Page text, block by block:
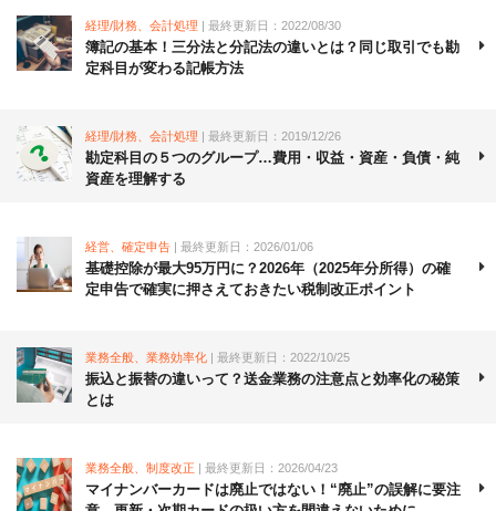
経理/財務、会計処理 | 最終更新日：2022/08/30
簿記の基本！三分法と分記法の違いとは？同じ取引でも勘
定科目が変わる記帳方法
経理/財務、会計処理 | 最終更新日：2019/12/26
勘定科目の５つのグループ…費用・収益・資産・負債・純
資産を理解する
経営、確定申告 | 最終更新日：2026/01/06
基礎控除が最大95万円に？2026年（2025年分所得）の確
定申告で確実に押さえておきたい税制改正ポイント
業務全般、業務効率化 | 最終更新日：2022/10/25
振込と振替の違いって？送金業務の注意点と効率化の秘策
とは
業務全般、制度改正 | 最終更新日：2026/04/23
マイナンバーカードは廃止ではない！“廃止”の誤解に要注